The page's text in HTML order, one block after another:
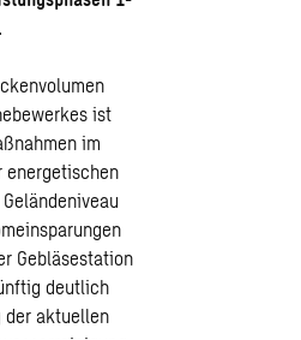
ist
im
energetischen
Gebläsestation
deutlich
der aktuellen